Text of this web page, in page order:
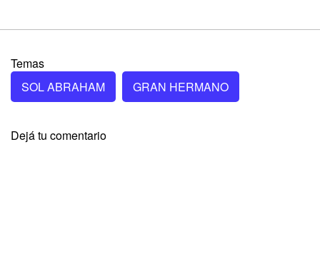
Temas
SOL ABRAHAM
GRAN HERMANO
Dejá tu comentario